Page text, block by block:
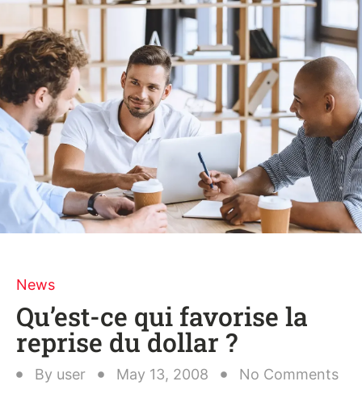
News
Qu’est-ce qui favorise la
reprise du dollar ?
By user May 13, 2008 No Comments